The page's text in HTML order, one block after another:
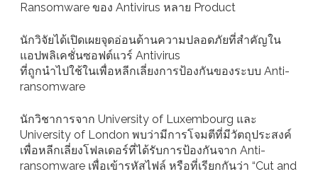
Ransomware ของ Antivirus หลาย Product
นักวิจัยได้เปิดเผยจุดอ่อนด้านความปลอดภัยที่สำคัญใน
แอปพลิเคชั่นซอฟต์แวร์ Antivirus
ที่ถูกนำไปใช้ในเพื่อหลีกเลี่ยงการป้องกันของระบบ Anti-
ransomware
นักวิชาการจาก University of Luxembourg และ
University of London พบว่ามีการโจมตีที่มีวัตถุประสงค์
เพื่อหลีกเลี่ยงโฟลเดอร์ที่ได้รับการป้องกันจาก Anti-
ransomware เพื่อเข้ารหัสไฟล์ หรือที่เรียกกันว่า “Cut and